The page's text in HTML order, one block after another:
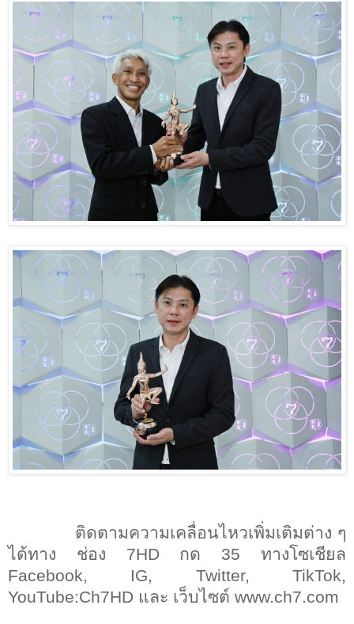
ติดตามความเคลื่อนไหวเพิ่มเติมต่าง ๆ
ได้ทาง ช่อง 7HD กด 35ทางโซเชียล
Facebook, IG, Twitter, TikTok,
YouTube:Ch7HD และ เว็บไซต์ www.ch7.com